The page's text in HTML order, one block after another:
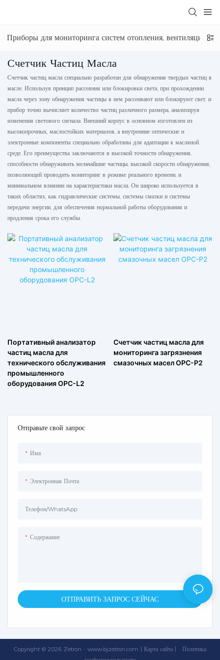
Приборы для мониторинга систем отопления, вентиляции и
Счетчик Частиц Масла
Счетчик частиц масла специально разработан для обнаружения твердых частиц в
масле. Используя принцип рассеяния или блокировки света, при прохождении
масла через зону обнаружения частицы в нем рассеивают или блокируют свет, и
прибор точно вычисляет количество частиц различного размера, анализируя
изменения светового сигнала. Внешний корпус в основном изготовлен из
высокопрочных, маслостойких материалов, а внутренние оптические и
электронные компоненты специально обработаны для адаптации к масляной
среде. Его преимущества заключаются в высокой точности обнаружения,
способности обнаруживать мельчайшие частицы; высокой скорости обнаружения,
позволяющей проводить мониторинг в режиме реального времени; и
минимальном влиянии на характеристики масла. Он широко используется в
таких областях, как гидравлические системы, системы смазки и системы
передачи энергии, для обеспечения нормальной работы оборудования и
продления срока его службы.
Отправьте свой запрос
Имя
Электронная Почта
Телефон/WhatsApp
Содержание
ОТПРАВИТЬ ЗАПРОС СЕЙЧАС
Портативный анализатор
частиц масла для
технического обслуживания
промышленного
оборудования OPC-L2
Счетчик частиц масла для
мониторинга загрязнения
смазочных масел OPC-P2
Copyright © 2026 Zetron - www.bjzetron.com | Карта сайта |
Политика